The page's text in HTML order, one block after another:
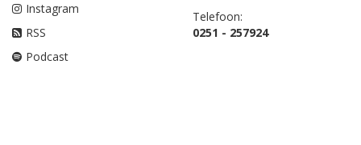
Instagram
RSS
Podcast
Telefoon:
0251 - 257924